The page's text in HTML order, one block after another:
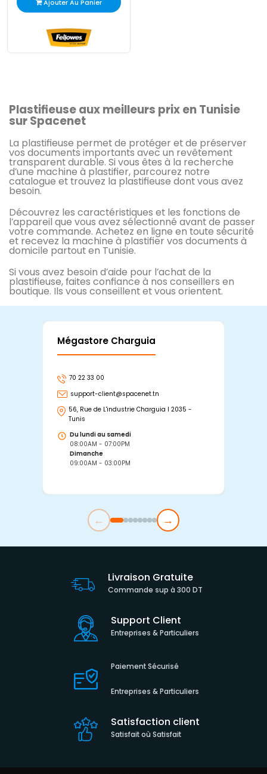
Ajouter Au Panier
Plastifieuse aux meilleurs prix en Tunisie
sur Spacenet
La plastifieuse permet de protéger et de préserver
vos documents importants avec un revêtement
transparent durable. Si vous êtes à la recherche
d’une machine à plastifier, parcourez notre
catalogue et trouvez la plastifieuse dont vous avez
besoin.
Découvrez les caractéristiques et les fonctions de
l’appareil que vous avez sélectionné avant de passer
votre commande. Achetez en ligne en toute sécurité
et recevez la machine à plastifier vos documents à
domicile partout en Tunisie.
Si vous avez besoin d’aide pour l’achat de la
plastifieuse, faites confiance à nos conseillers en
boutique. Ils vous conseillent et vous orientent.
Mégastore Charguia
70 22 33 00
support-client@spacenet.tn
56, Rue de L'industrie Charguia I 2035 -
Tunis
Du lundi au samedi
08:00AM - 07:00PM
Dimanche
09:00AM - 03:00PM
← →
Livraison Gratuite
Commande sup à 300 DT
Support Client
Entreprises & Particuliers
Paiement Sécurisé
Entreprises & Particuliers
Satisfaction client
Satisfait où Satisfait